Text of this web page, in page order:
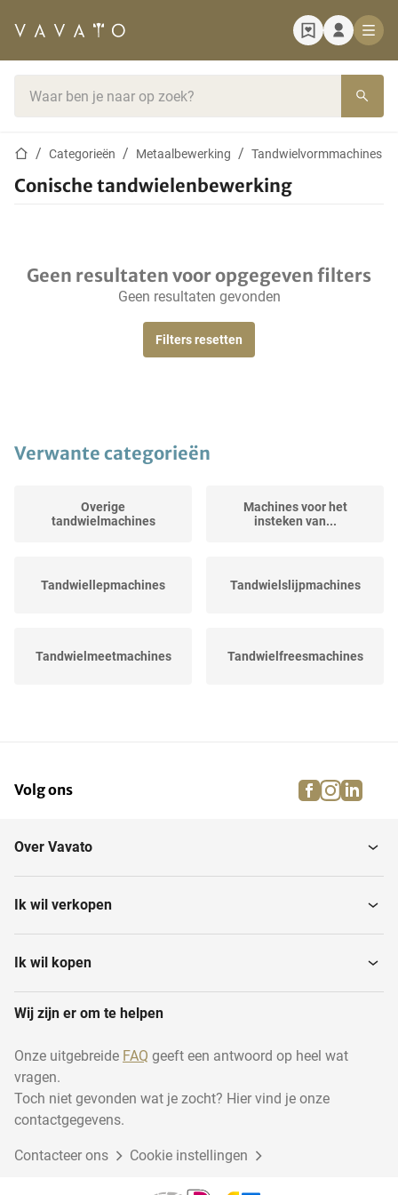
StartpaginaCategorieën Metaalbewerking Tandwielvormmachines
Conische tandwielenbewerking
Geen resultaten voor opgegeven filters
Geen resultaten gevonden
Filters resetten
Verwante categorieën
Overige
tandwielmachines
Machines voor het
insteken van...
Tandwiellepmachines Tandwielslijpmachines
Tandwielmeetmachines Tandwielfreesmachines
Tandwiel brootmachines Tandwielsteekmachines
Volg ons facebook
Over Vavato
Ik wil verkopen
Ik wil kopen
Wij zijn er om te helpen
Onze uitgebreide FAQ geeft een antwoord op heel wat
vragen.
Toch niet gevonden wat je zocht? Hier vind je onze
contactgegevens.
Contacteer ons Cookie instellingen